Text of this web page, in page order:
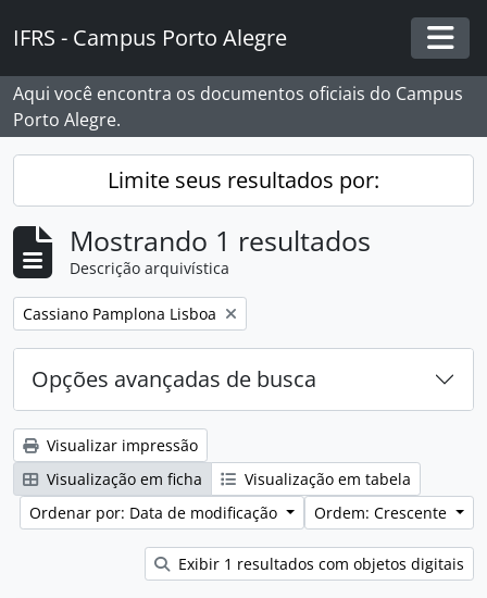
IFRS - Campus Porto Alegre
Aqui você encontra os documentos oficiais do Campus
Porto Alegre.
Limite seus resultados por:
Mostrando 1 resultados
Descrição arquivística
Remover filtro:
Cassiano Pamplona Lisboa
Opções avançadas de busca
Visualizar impressão
Visualização em ficha
Visualização em tabela
Ordenar por: Data de modificação
Ordem: Crescente
Exibir 1 resultados com objetos digitais